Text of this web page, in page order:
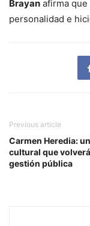
Brayan afirma
personalidad e
Previous article
Carmen Heredia:
cultural que
gestión pública